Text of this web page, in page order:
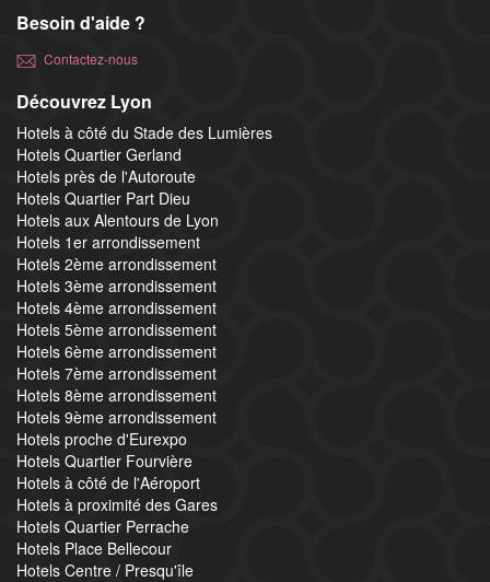
Besoin d'aide ?
Contactez-nous
Découvrez Lyon
Hotels à côté du Stade des Lumières
Hotels Quartier Gerland
Hotels près de l'Autoroute
Hotels Quartier Part Dieu
Hotels aux Alentours de Lyon
Hotels 1er arrondissement
Hotels 2ème arrondissement
Hotels 3ème arrondissement
Hotels 4ème arrondissement
Hotels 5ème arrondissement
Hotels 6ème arrondissement
Hotels 7ème arrondissement
Hotels 8ème arrondissement
Hotels 9ème arrondissement
Hotels proche d'Eurexpo
Hotels Quartier Fourvière
Hotels à côté de l'Aéroport
Hotels à proximité des Gares
Hotels Quartier Perrache
Hotels Place Bellecour
Hotels Centre / Presqu'île